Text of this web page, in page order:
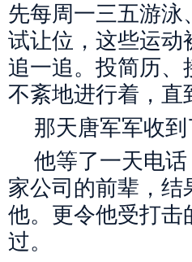
先每周一三五游
试让位，这些运动
追一追。投简历
不紊地进行着，直
那天唐军军收
他等了一天电
家公司的前辈，
他。更令他受打击
过。